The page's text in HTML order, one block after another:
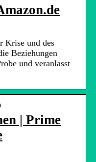
Krise und des
Beziehungen
und veranlasst
| Prime